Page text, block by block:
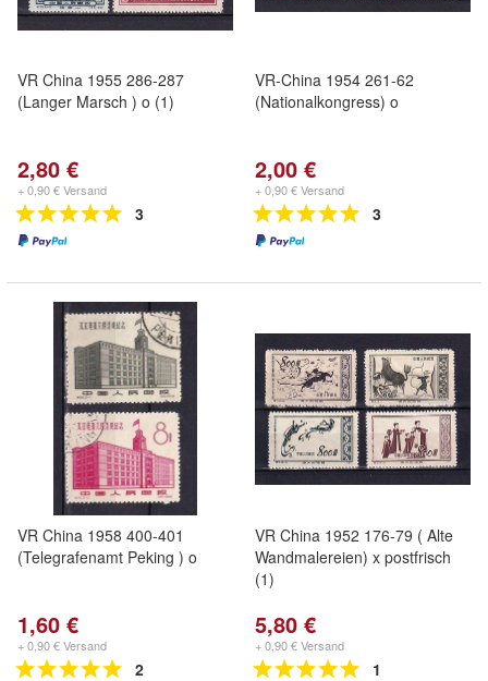
VR China 1955 286-287
(Langer Marsch ) o (1)
2,80 €
+ 0,90 € Versand
3
VR-China 1954 261-62
(Nationalkongress) o
2,00 €
+ 0,90 € Versand
3
VR China 1958 400-401
(Telegrafenamt Peking ) o
1,60 €
+ 0,90 € Versand
2
VR China 1952 176-79 ( Alte
Wandmalereien) x postfrisch
(1)
5,80 €
+ 0,90 € Versand
1